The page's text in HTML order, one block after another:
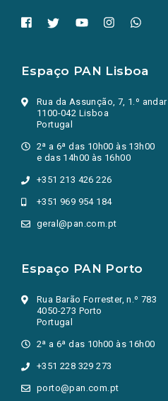
Espaço PAN Lisboa
Rua da Assunção, 7, 1.º andar
1100-042 Lisboa
Portugal
2ª a 6ª das 10h00 às 13h00
e das 14h00 às 16h00
+351 213 426 226
+351 969 954 184
geral@pan.com.pt
Espaço PAN Porto
Rua Barão Forrester, n.º 783
4050-273 Porto
Portugal
2ª a 6ª das 10h00 às 16h00
+351 228 329 273
porto@pan.com.pt